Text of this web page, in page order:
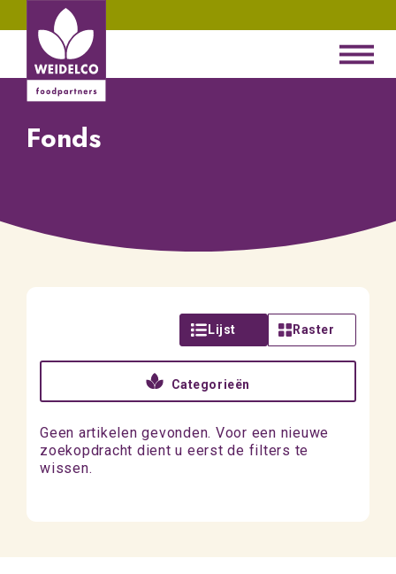
Fonds
Lijst Raster
Categorieën
Geen artikelen gevonden. Voor een nieuwe
zoekopdracht dient u eerst de filters te
wissen.